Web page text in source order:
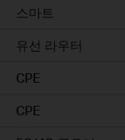
스마트
유선 라우터
CPE
CPE